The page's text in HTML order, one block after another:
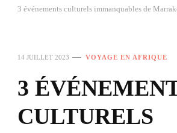
3 événements culturels immanquables de
14 JUILLET 2023 VOYAGE EN AFRIQUE
3
CULTURELS